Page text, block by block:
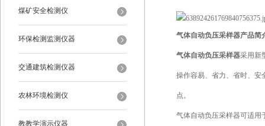
煤矿安全检测仪
环保检测监测仪器
交通建筑检测仪器
农林环境检测仪
教教学演示仪器
气体自动负压采样器产品简
气体自动负压采样器采用新
操作容易、省力、省时、安
点。
气体自动负压采样器可适用